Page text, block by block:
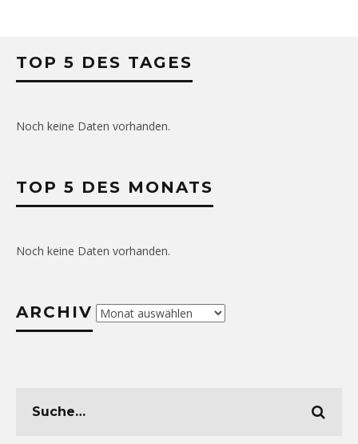
TOP 5 DES TAGES
Noch keine Daten vorhanden.
TOP 5 DES MONATS
Noch keine Daten vorhanden.
ARCHIV Archiv